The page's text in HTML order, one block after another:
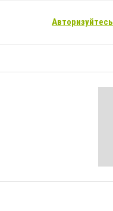
Авторизуйтесь